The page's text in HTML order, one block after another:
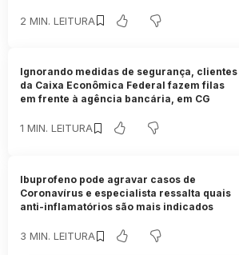
2 MIN. LEITURA
Ignorando medidas de segurança, clientes
da Caixa Econômica Federal fazem filas
em frente à agência bancária, em CG
1 MIN. LEITURA
Ibuprofeno pode agravar casos de
Coronavírus e especialista ressalta quais
anti-inflamatórios são mais indicados
3 MIN. LEITURA